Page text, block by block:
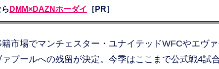
DMM×DAZNホーダイ ［PR］
市場でマンチェスター・ユナイテッドWFCやエヴ
プールへの残留が決定。今季はここまで公式戦4試